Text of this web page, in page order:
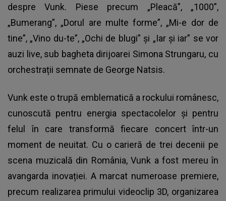
despre Vunk. Piese precum „Pleacă”, „1000”,
„Bumerang”, „Dorul are multe forme”, „Mi-e dor de
tine”, „Vino du-te”, „Ochi de blugi” și „Iar și iar” se vor
auzi live, sub bagheta dirijoarei Simona Strungaru, cu
orchestrații semnate de George Natsis.
Vunk este o trupă emblematică a rockului românesc,
cunoscută pentru energia spectacolelor și pentru
felul în care transformă fiecare concert într-un
moment de neuitat. Cu o carieră de trei decenii pe
scena muzicală din România, Vunk a fost mereu în
avangarda inovației. A marcat numeroase premiere,
precum realizarea primului videoclip 3D, organizarea